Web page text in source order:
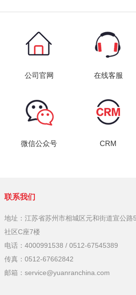
公司官网 在线客服
微信公众号 CRM
联系我们
地址：江苏省苏州市相城区元和街道宣公
社区C座7楼
电话：4000991538 / 0512-67545389
传真：0512-67662842
邮箱：service@yuanranchina.com